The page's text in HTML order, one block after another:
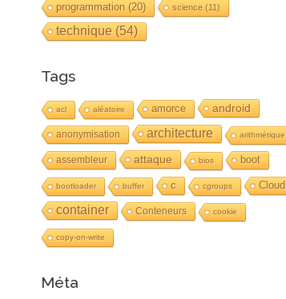
programmation(20) science(11)
technique(54)
Tags
acl aléatoire amorce android
anonymisation architecture arithmétique
assembleur attaque bios boot
bootloader buffer c cgroups Cloud
container Conteneurs cookie
copy-on-write
Méta